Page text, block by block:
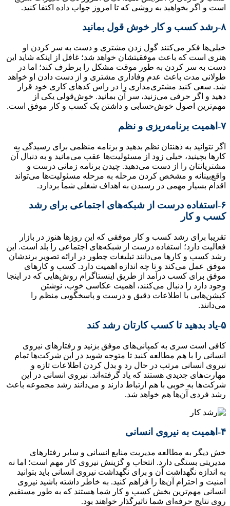
است و اگر بخواهید به روشی که تا امروز جواب داده اکتفا کنید.
۸-رشد کسب و کار خوش قول بمانید
خیلی‌ها فکر می‌کنند گول زدن مشتری و دست به سر کردن او
هنری است که باعث موفقیتشان خواهد شد؛ غافل از اینکه شاید این
دست به سر کردن به طور موقت مشکل را برطرف کند؛ اما در
طولانی مدت باعث عدم وفاداری مشتری و از دست دادن او خواهد
شد. سعی کنید مشتری‌مداری را در راس کدهای کاری خود قرار
دهید و اگر حرفی می‌زنید، سر آن بمانید. خوش‌قولی یکی از
مهم‌ترین اصول خوش‌حسابی و داشتن یک کسب و کار موفق است.
۷-اهمیت برنامه‌ریزی و نظم
اگر نتوانید به ذهنتان نظم بدهید و برنامه منظمی برای رسیدگی به
کارها بچینید، خیلی زود از مسئولیت‌ها عقب می‌مانید و به دنبال آن
مشتریانتان را از دست می‌دهید. چیدن برنامه زمانی درست و
واقع‌بینانه و مشخص کردن مرحله به مرحله مسئولیت‌ها می‌تواند
اقدام بسیار مهمی در رسیدن به اهداف شغلی شما بردارد.
۶-استفاده درست از شبکه‌های اجتماعی برای رشد
کسب و کار
تقریبا برای رشد کسب و کار موفقی که این روزها هنوز در بازار
فعالیت دارد؛ استفاده درست از شبکه‌های اجتماعی را بلد است. این
رشد کسب و کارها می‌دانند تبلیغات چطور در ارائه تصویر برندشان
موفق عمل می‌کند و تا چه اندازه اهمیت دارد. کسب و کارهای
موفق برای کسب درآمد از طریق اینستاگرام روش‌هایی که در اینجا
وجود دارد را دنبال می‌کنند، اهمیت عکاسی خوب، نوشتن
کپشن‌هایی با اطلاعات دقیق و درست و پاسخگویی منظم را
می‌دانند.
۵-یاد بدهید تا کسب کارتان رشد کند
کافی است سری به کمپانی‌های موفق بزنید و رفتارهای نیروی
انسانی را با هم مطالعه کنید تا متوجه شوید در این شرکت‌ها تمام
نیروی انسانی مرتب در حال رد و بدل کردن اطلاعات تازه و
مهارت‌های جدیدی هستند که یاد گرفته‌اند. نیروی انسانی در این
شرکت‌ها به خوبی با هم ارتباط دارند و می‌دانند رشد مجموعه باعث
رشد فردی آن‌ها هم خواهد شد.
۴-اهمیت به نیروی انسانی
خش دیگر به مطالعه مدیریت منابع انسانی و سایر رفتارهای
مدیریتی بستگی دارد. انتخاب و گزینش نیروی کار مهم است؛ اما نه
به اندازه نگهداشت آن و برای نگهداشت نیروی انسانی باید بتوانید
امنیت و احترام آن‌‎ها را فراهم کنید. به خاطر داشته باشید نیروی
انسانی مهم‌ترین بخش کسب و کار شما هستند که به طور مستقیم
روی نتایج حرفه‌ای شما تاثیرگذار خواهند بود.